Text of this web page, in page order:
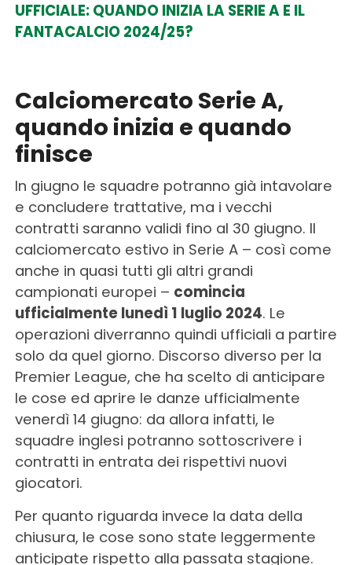
UFFICIALE: QUANDO INIZIA LA SERIE A E IL
FANTACALCIO 2024/25?
Calciomercato Serie A,
quando inizia e quando
finisce
In giugno le squadre potranno già intavolare
e concludere trattative, ma i vecchi
contratti saranno validi fino al 30 giugno. Il
calciomercato estivo in Serie A – così come
anche in quasi tutti gli altri grandi
campionati europei – comincia
ufficialmente lunedì 1 luglio 2024. Le
operazioni diverranno quindi ufficiali a partire
solo da quel giorno. Discorso diverso per la
Premier League, che ha scelto di anticipare
le cose ed aprire le danze ufficialmente
venerdì 14 giugno: da allora infatti, le
squadre inglesi potranno sottoscrivere i
contratti in entrata dei rispettivi nuovi
giocatori.
Per quanto riguarda invece la data della
chiusura, le cose sono state leggermente
anticipate rispetto alla passata stagione.